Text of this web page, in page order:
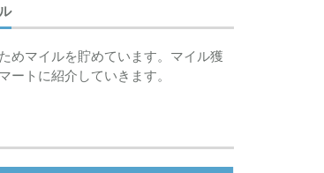
めマイルを貯めています。マイル獲
ートに紹介していきます。